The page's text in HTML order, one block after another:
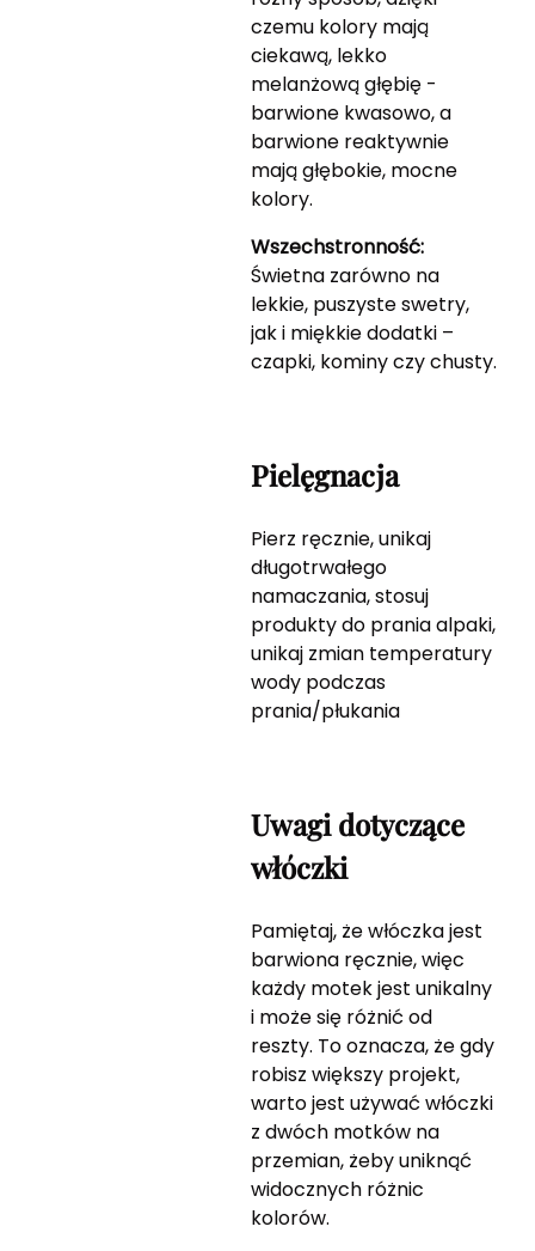
czemu kolory mają
ciekawą, lekko
melanżową głębię -
barwione kwasowo, a
barwione reaktywnie
mają głębokie, mocne
kolory.
Wszechstronność:
Świetna zarówno na
lekkie, puszyste swetry,
jak i miękkie dodatki –
czapki, kominy czy chusty.
Pielęgnacja
Pierz ręcznie, unikaj
długotrwałego
namaczania, stosuj
produkty do prania alpaki,
unikaj zmian temperatury
wody podczas
prania/płukania
Uwagi dotyczące
włóczki
Pamiętaj, że włóczka jest
barwiona ręcznie, więc
każdy motek jest unikalny
i może się różnić od
reszty. To oznacza, że gdy
robisz większy projekt,
warto jest używać włóczki
z dwóch motków na
przemian, żeby uniknąć
widocznych różnic
kolorów.